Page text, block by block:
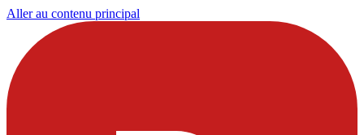
Aller au contenu principal